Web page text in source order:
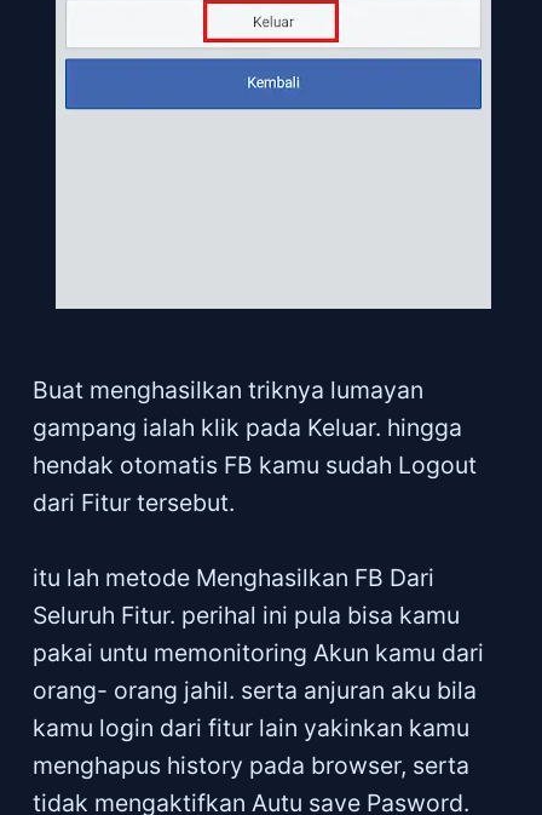
Buat menghasilkan triknya lumayan
gampang ialah klik pada Keluar. hingga
hendak otomatis FB kamu sudah Logout
dari Fitur tersebut.
itu lah metode Menghasilkan FB Dari
Seluruh Fitur. perihal ini pula bisa kamu
pakai untu memonitoring Akun kamu dari
orang- orang jahil. serta anjuran aku bila
kamu login dari fitur lain yakinkan kamu
menghapus history pada browser, serta
tidak mengaktifkan Autu save Pasword.